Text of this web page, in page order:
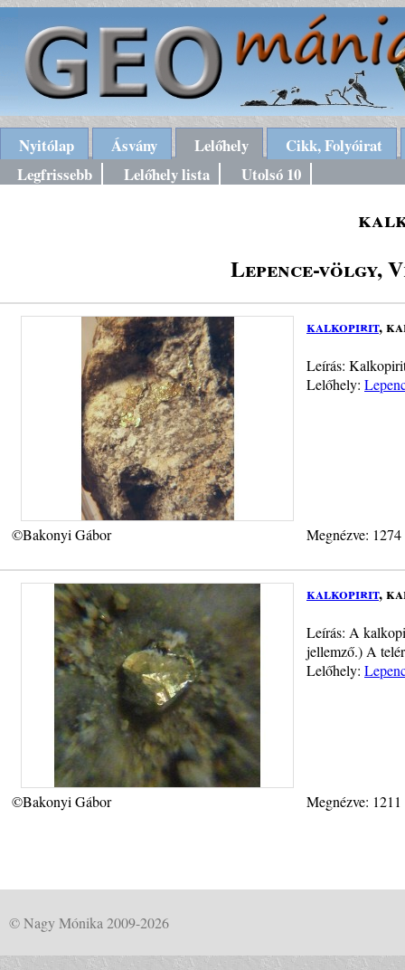
Nyitólap Ásvány Lelőhely
Cikk, Folyóirat
Legfrissebb
Lelőhely lista Utolsó 10
Lepence-völgy,
kalkopirit,
Leírás:
Lelőhely:
©Bakonyi Gábor Megnézve:
kalkopirit,
Leírás: A
jellemző.) A
Lelőhely:
©Bakonyi Gábor Megnézve:
© Nagy Mónika 2009-2026